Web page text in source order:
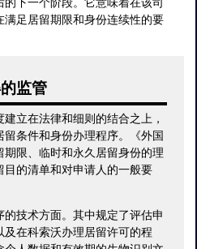
足居留期限和身份连续性的要
监管
立在法律和细则的结合之上，
条件和身份办理程序。《外国
限、临时和永久居留身份的理
的清单和对申请人的一般要
技术方面。其中规定了评估申
在科索沃办理居留许可的程